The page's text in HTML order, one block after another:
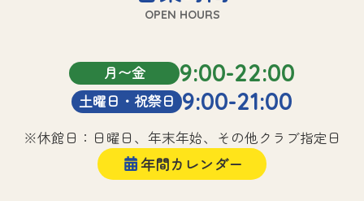
OPEN HOURS
月〜金 9:00-22:00
土曜日・祝祭日 9:00-21:00
※休館日：日曜日、年末年始、その他クラブ指定日
年間カレンダー